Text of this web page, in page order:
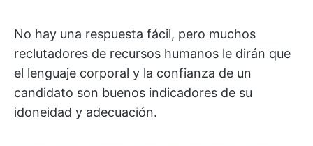
No hay una respuesta fácil, pero muchos
reclutadores de recursos humanos le dirán que
el lenguaje corporal y la confianza de un
candidato son buenos indicadores de su
idoneidad y adecuación.